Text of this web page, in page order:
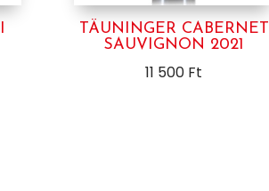
TÄUNINGER CABERNET
SAUVIGNON 2021
11 500 Ft